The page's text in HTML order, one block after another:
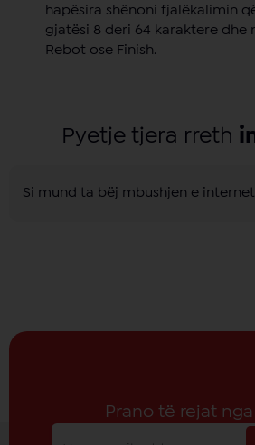
hapësira shënoni fjalëkalimin
gjatësi 8 deri 64 karaktere dhe
Rebot ose Finish.
Pyetje tjera rreth
Si mund ta bëj mbushjen e
Prano të rejat nga